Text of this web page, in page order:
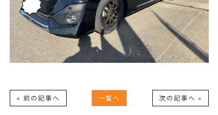
« 前の記事へ 一覧へ 次の記事へ »